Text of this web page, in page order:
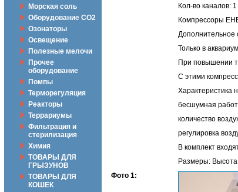
Морская соль
Оборудование CO2
Озонаторы
Освещение
Полезные мелочи
Прочее
оборудование
Помпы
Терморегуляция
Реакторы
Террариумы
Фильтрация и
стерилизация
Химия
ТОВАРЫ ДЛЯ
ГРЫЗУНОВ
ТОВАРЫ ДЛЯ
КОШЕК
Кол-во каналов: 1
Компрессоры
Дополнительное
Только в
При повышении
С этими
Характеристика
бесшумная
количество
регулировка
В комплект
Размеры:
Фото 1: